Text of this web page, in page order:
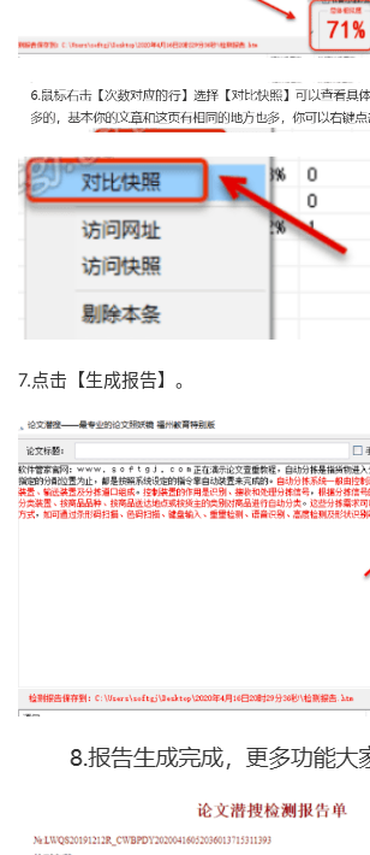
7.点击【生成报告】。